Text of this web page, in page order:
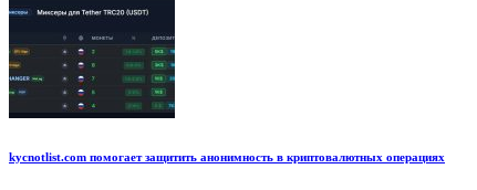
kycnotlist.com помогает защитить анонимность в криптовалютных операциях